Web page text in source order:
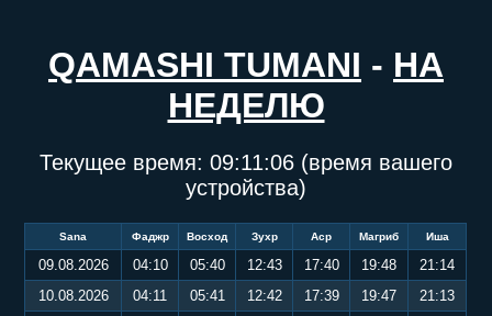
QAMASHI TUMANI - НА
НЕДЕЛЮ
Текущее время: 09:11:06 (время вашего
устройства)
Sana Фаджр Восход Зухр Аср Магриб Иша
09.08.2026 04:10 05:40 12:43 17:40 19:48
21:14
10.08.2026
04:11 05:41 12:42 17:39 19:47
21:13